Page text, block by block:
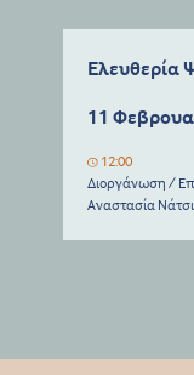
Ελευθερία
11
12:00
Διοργάνωση /
Αναστασία